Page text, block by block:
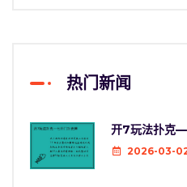
热门新闻
开7玩法扑克
2026-03-02